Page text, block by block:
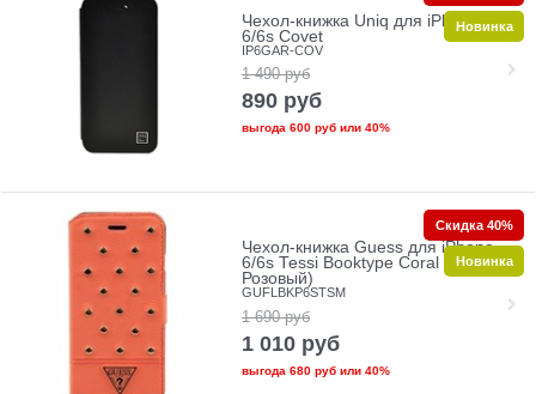
Чехол-книжка Uniq для iPhone
6/6s Covet
IP6GAR-COV
1 490 руб
890 руб
выгода 600 рубили 40%
Новинка
Чехол-книжка Guess для iPhone
6/6s Tessi Booktype Coral (Цвет:
Розовый)
GUFLBKP6STSM
1 690 руб
1 010 руб
выгода 680 рубили 40%
Скидка 40%
Новинка